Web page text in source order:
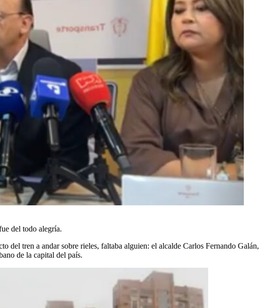
del todo alegría.
del tren a andar sobre rieles, faltaba alguien: el alcalde Carlos Fernando Galán,
de la capital del país.